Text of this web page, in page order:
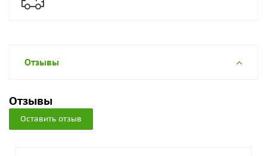
Отзывы
Отзывы
Оставить отзыв